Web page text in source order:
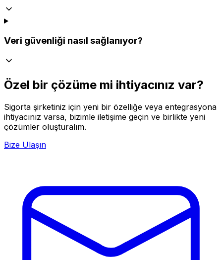
Veri güvenliği nasıl sağlanıyor?
Özel bir çözüme mi ihtiyacınız var?
Sigorta şirketiniz için yeni bir özelliğe veya entegrasyona
ihtiyacınız varsa, bizimle iletişime geçin ve birlikte yeni
çözümler oluşturalım.
Bize Ulaşın